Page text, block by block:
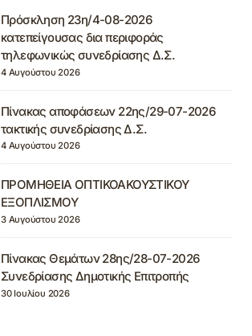
Πρόσκληση 23η/4-08-2026
κατεπείγουσας δια περιφοράς
τηλεφωνικώς συνεδρίασης Δ.Σ.
4 Αυγούστου 2026
Πίνακας αποφάσεων 22ης/29-07-2026
τακτικής συνεδρίασης Δ.Σ.
4 Αυγούστου 2026
ΠΡΟΜΗΘΕΙΑ ΟΠΤΙΚΟΑΚΟΥΣΤΙΚΟΥ
ΕΞΟΠΛΙΣΜΟΥ
3 Αυγούστου 2026
Πίνακας Θεμάτων 28ης/28-07-2026
Συνεδρίασης Δημοτικής Επιτροπής
30 Ιουλίου 2026